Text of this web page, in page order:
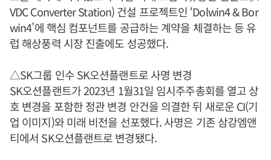
VDC Converter Station) 건설 프로젝트인 ‘Dolwin4 & Bor
win4’에 핵심 컴포넌트를 공급하는 계약을 체결하는 등 유
럽 해상풍력 시장 진출에도 성공했다.
△SK그룹 인수 SK오션플랜트로 사명 변경
SK오션플랜트가 2023년 1월31일 임시주주총회를 열고 상
호 변경을 포함한 정관 변경 안건을 의결한 뒤 새로운 CI(기
업 이미지)와 미래 비전을 선포했다. 사명은 기존 삼강엠앤
티에서 SK오션플랜트로 변경됐다.